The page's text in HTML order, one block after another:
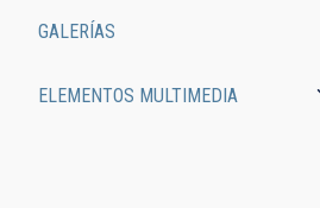
la
navigation
GALERÍAS
ELEMENTOS MULTIMEDIA